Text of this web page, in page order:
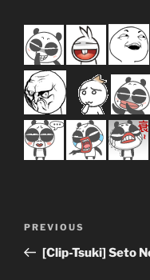
Previous
Post
PREVIOUS
[Clip-Tsuki] Seto